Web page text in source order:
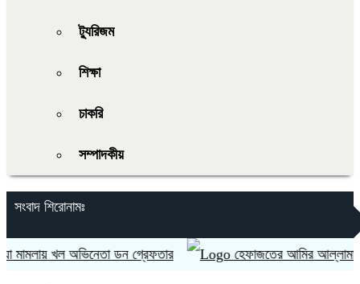
ট্যুরিজম
শিক্ষা
চাকরি
সম্পাদকীয়
সংবাদ শিরোনামঃ
খল অভিনেতা ডন গ্রেফতার হেফাজতের আমির আল্লামা শাহ